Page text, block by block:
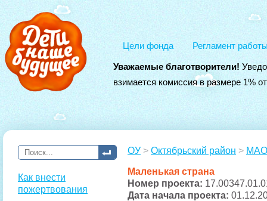
Цели фонда Регламент
Уважаемые благотворители!
взимается комиссия в размере 1%
Как внести
пожертвования
ОУ > Октябрьский район >
Маленькая страна
Номер проекта:
Дата начала проекта: